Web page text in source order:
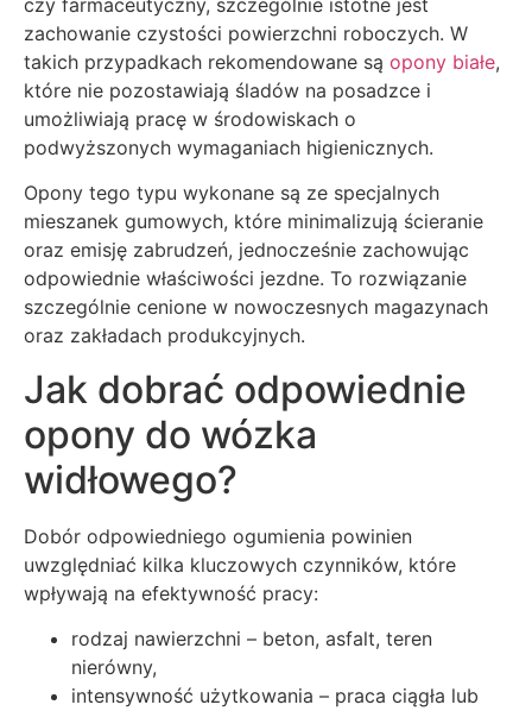
zachowanie czystości powierzchni roboczych. W
takich przypadkach rekomendowane są opony białe,
które nie pozostawiają śladów na posadzce i
umożliwiają pracę w środowiskach o
podwyższonych wymaganiach higienicznych.
Opony tego typu wykonane są ze specjalnych
mieszanek gumowych, które minimalizują ścieranie
oraz emisję zabrudzeń, jednocześnie zachowując
odpowiednie właściwości jezdne. To rozwiązanie
szczególnie cenione w nowoczesnych magazynach
oraz zakładach produkcyjnych.
Jak dobrać odpowiednie
opony do wózka
widłowego?
Dobór odpowiedniego ogumienia powinien
uwzględniać kilka kluczowych czynników, które
wpływają na efektywność pracy:
rodzaj nawierzchni – beton, asfalt, teren
nierówny,
intensywność użytkowania – praca ciągła lub